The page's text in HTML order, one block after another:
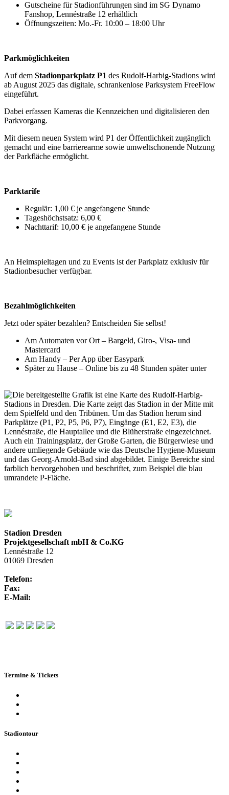
Gutscheine für Stadionführungen sind im SG Dynamo
Fanshop, Lennéstraße 12 erhältlich
Öffnungszeiten: Mo.-Fr. 10:00 – 18:00 Uhr
Parkmöglichkeiten
Auf dem Stadionparkplatz P1 des Rudolf-Harbig-Stadions wird
ab August 2025 das digitale, schrankenlose Parksystem FreeFlow
eingeführt.
Dabei erfassen Kameras die Kennzeichen und digitalisieren den
Parkvorgang.
Mit diesem neuen System wird P1 der Öffentlichkeit zugänglich
gemacht und eine barrierearme sowie umweltschonende Nutzung
der Parkfläche ermöglicht.
Parktarife
Regulär: 1,00 € je angefangene Stunde
Tageshöchstsatz: 6,00 €
Nachttarif: 10,00 € je angefangene Stunde
An Heimspieltagen und zu Events ist der Parkplatz exklusiv für
Stadionbesucher verfügbar.
Bezahlmöglichkeiten
Jetzt oder später bezahlen? Entscheiden Sie selbst!
Am Automaten vor Ort – Bargeld, Giro-, Visa- und
Mastercard
Am Handy – Per App über Easypark
Später zu Hause – Online bis zu 48 Stunden später unter
Stadion Dresden
Projektgesellschaft mbH & Co.KG
Lennéstraße 12
01069 Dresden
Telefon:
Fax:
E-Mail:
Termine & Tickets
Stadiontour